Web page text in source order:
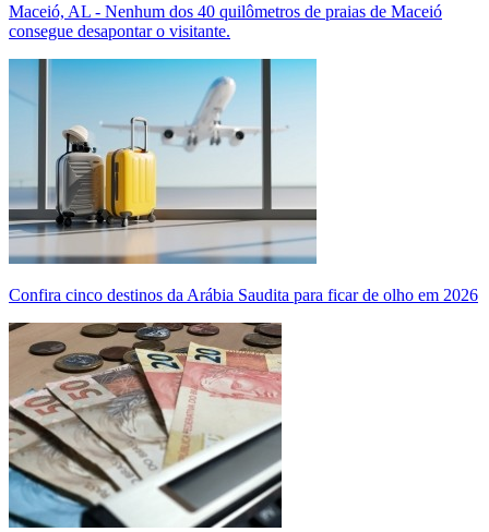
Maceió, AL - Nenhum dos 40 quilômetros de praias de Maceió
consegue desapontar o visitante.
Confira cinco destinos da Arábia Saudita para ficar de olho em 2026